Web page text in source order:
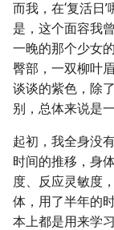
而我，在‘复活日
是，这个面容我
一晚的那个少女
臀部，一双柳叶
谈谈的紫色，除
别，总体来说是
起初，我全身没
时间的推移，身
度、反应灵敏度
体，用了半年的
本上都是用来学